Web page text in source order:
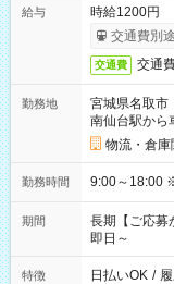
給与
時給1200円
交通費別
交通費 交通
勤務地
宮城県名取市
南仙台駅から
物流・倉庫
勤務時間
期間
長期【ご応募
即日～
特徴 日払いOK /